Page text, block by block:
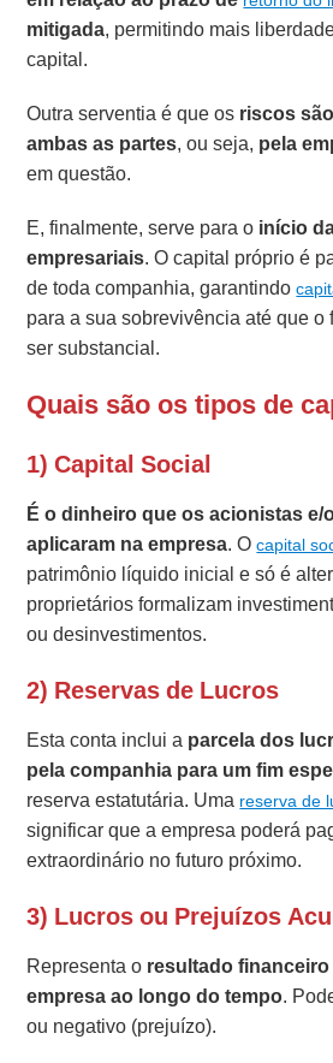
mitigada, permitindo mais
capital.
Outra serventia é que os riscos
ambas as partes, ou seja, pela
em questão.
E, finalmente, serve para o início
empresariais. O capital próprio é
de toda companhia, garantindo
para a sua sobrevivência até que o
ser substancial.
Quais são os tipos de
1) Capital Social
É o dinheiro que os acionistas
aplicaram na empresa. Ocapital
patrimônio líquido inicial e só é
proprietários formalizam
ou desinvestimentos.
2) Reservas de Lucros
Esta conta inclui a parcela dos
pela companhia para um fim
reserva estatutária. Uma reserva de
significar que a empresa poderá
extraordinário no futuro próximo.
3) Lucros ou Prejuízos
Representa o resultado
empresa ao longo do tempo.
ou negativo (prejuízo).